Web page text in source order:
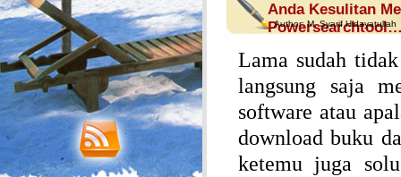
Anda Kesulitan
Author:M. Syarif Hidayatullah
Lama sudah
langsung saja
software atau
download buku
ketemu juga